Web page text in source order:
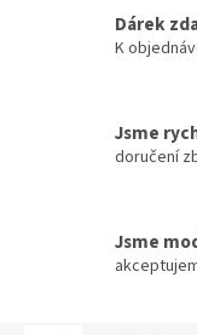
Dárek
K
Jsme
doručení
Jsme